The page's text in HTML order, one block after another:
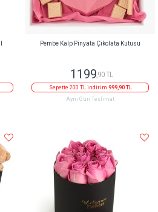
Pembe Kalp Pinyata Çikolata Kutusu
1199,90 TL
Sepette 200 TL indirim 999,90 TL
Aynı Gün Teslimat